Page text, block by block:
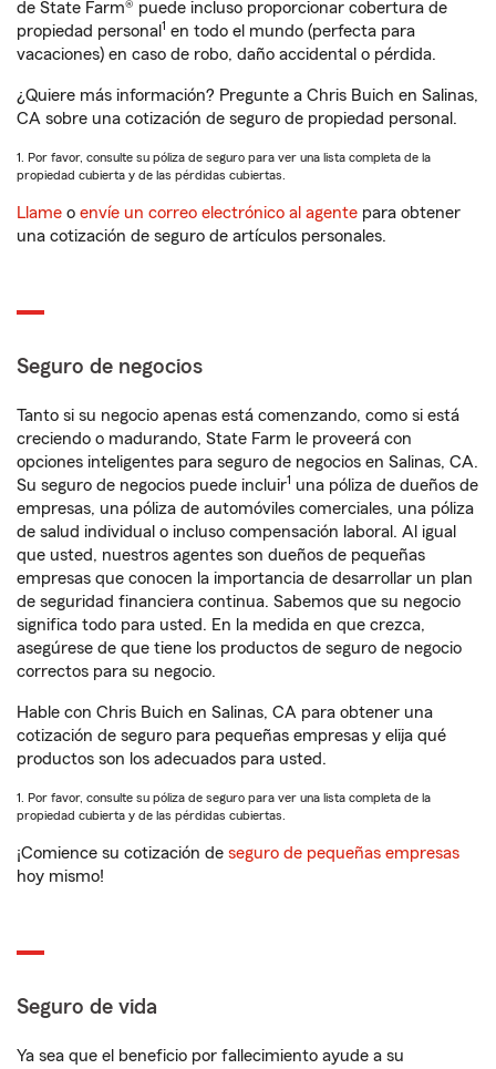
de State Farm® puede incluso proporcionar cobertura de
propiedad personal 1 en todo el mundo (perfecta para
vacaciones) en caso de robo, daño accidental o pérdida.
¿Quiere más información? Pregunte a Chris Buich en Salinas,
CA sobre una cotización de seguro de propiedad personal.
1. Por favor, consulte su póliza de seguro para ver una lista completa de la
propiedad cubierta y de las pérdidas cubiertas.
Llame o envíe un correo electrónico al agente para obtener
una cotización de seguro de artículos personales.
Seguro de negocios
Tanto si su negocio apenas está comenzando, como si está
creciendo o madurando, State Farm le proveerá con
opciones inteligentes para seguro de negocios en Salinas, CA.
Su seguro de negocios puede incluir1 una póliza de dueños de
empresas, una póliza de automóviles comerciales, una póliza
de salud individual o incluso compensación laboral. Al igual
que usted, nuestros agentes son dueños de pequeñas
empresas que conocen la importancia de desarrollar un plan
de seguridad financiera continua. Sabemos que su negocio
significa todo para usted. En la medida en que crezca,
asegúrese de que tiene los productos de seguro de negocio
correctos para su negocio.
Hable con Chris Buich en Salinas, CA para obtener una
cotización de seguro para pequeñas empresas y elija qué
productos son los adecuados para usted.
1. Por favor, consulte su póliza de seguro para ver una lista completa de la
propiedad cubierta y de las pérdidas cubiertas.
¡Comience su cotización de seguro de pequeñas empresas
hoy mismo!
Seguro de vida
Ya sea que el beneficio por fallecimiento ayude a su